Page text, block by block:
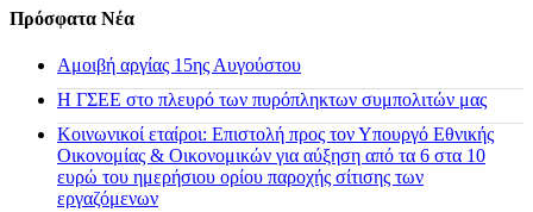
Πρόσφατα Νέα
Αμοιβή αργίας 15ης Αυγούστου
H ΓΣΕΕ στο πλευρό των πυρόπληκτων συμπολιτών μας
Κοινωνικοί εταίροι: Επιστολή προς τον Υπουργό Εθνικής
Οικονομίας & Οικονομικών για αύξηση από τα 6 στα 10
ευρώ του ημερήσιου ορίου παροχής σίτισης των
εργαζόμενων